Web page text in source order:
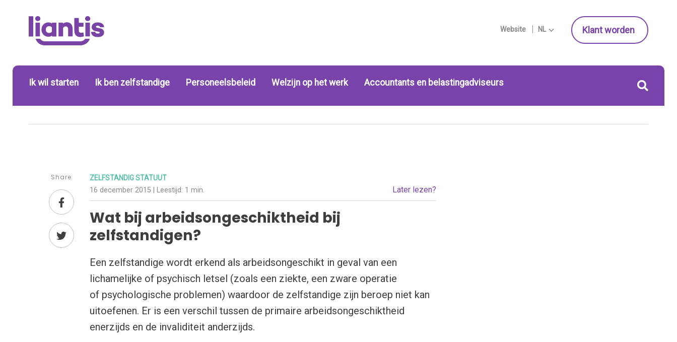
Website NL Klant worden
Ik wil starten Ik ben zelfstandige Personeelsbeleid Welzijn op het werk Accountants en belastingadviseurs
Share ZELFSTANDIG STATUUT
16 december 2015 | Leestijd: 1 min. Later lezen?
Wat bij arbeidsongeschiktheid bij
zelfstandigen?
Een zelfstandige wordt erkend als arbeidsongeschikt in geval van een
lichamelijke of psychisch letsel (zoals een ziekte, een zware operatie
of psychologische problemen) waardoor de zelfstandige zijn beroep niet kan
uitoefenen. Er is een verschil tussen de primaire arbeidsongeschiktheid
enerzijds en de invaliditeit anderzijds.